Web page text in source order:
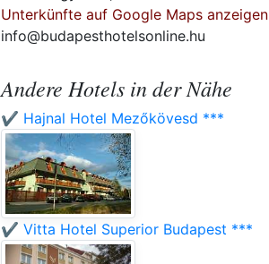
Unterkünfte auf Google Maps anzeigen
info@budapesthotelsonline.hu
Andere Hotels in der Nähe
✔️ Hajnal Hotel Mezőkövesd ***
✔️ Vitta Hotel Superior Budapest ***